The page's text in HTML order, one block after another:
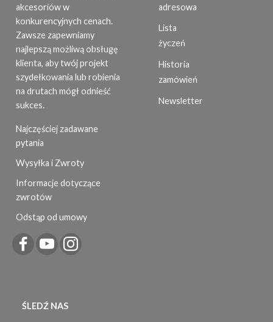
akcesoriów w
konkurencyjnych cenach.
Zawsze zapewniamy
najlepszą możliwą obsługę
klienta, aby twój projekt
szydełkowania lub robienia
na drutach mógł odnieść
sukces.
Najczęściej zadawane
pytania
Wysyłka i Zwroty
Informacje dotyczące
zwrotów
Odstąp od umowy
adresowa
Lista
życzeń
Historia
zamówień
Newsletter
ŚLEDŹ NAS